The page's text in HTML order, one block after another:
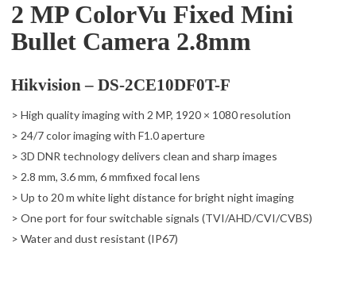
2 MP ColorVu Fixed Mini
Bullet Camera 2.8mm
Hikvision – DS-2CE10DF0T-F
> High quality imaging with 2 MP, 1920 × 1080 resolution
> 24/7 color imaging with F1.0 aperture
> 3D DNR technology delivers clean and sharp images
> 2.8 mm, 3.6 mm, 6 mmfixed focal lens
> Up to 20 m white light distance for bright night imaging
> One port for four switchable signals (TVI/AHD/CVI/CVBS)
> Water and dust resistant (IP67)